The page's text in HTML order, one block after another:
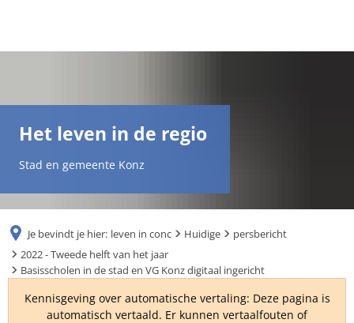
TR
Het leven in de regio
Stad en gemeente Konz
Je bevindt je hier: leven in conc Huidige
persbericht
2022 - Tweede helft van het jaar
Basisscholen in de stad en VG Konz digitaal ingericht
Kennisgeving over automatische vertaling: Deze pagina is
automatisch vertaald. Er kunnen vertaalfouten of